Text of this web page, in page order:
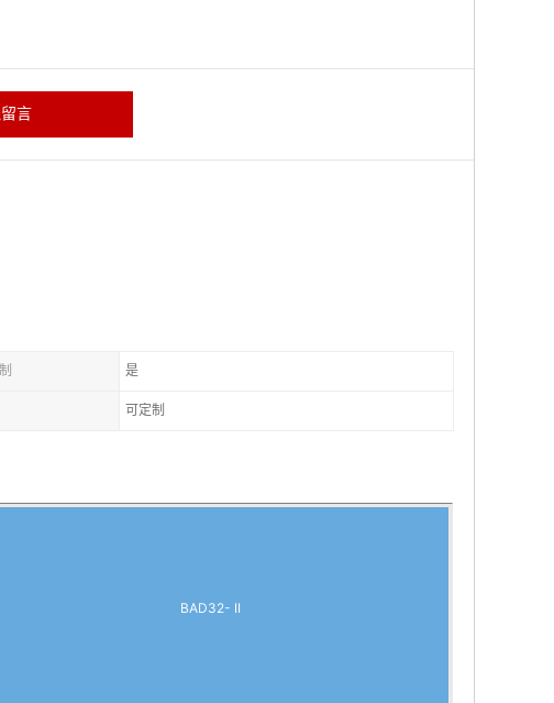
言
是
可定制
BAD32- II